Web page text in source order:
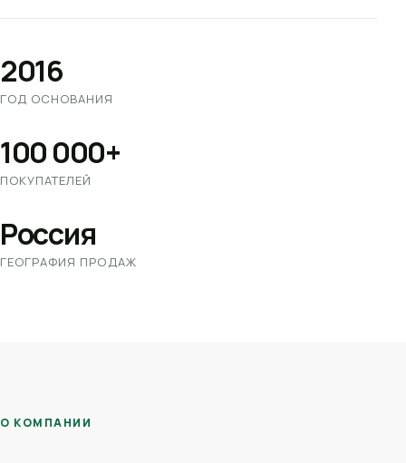
2016
ГОД ОСНОВАНИЯ
100 000+
ПОКУПАТЕЛЕЙ
Россия
ГЕОГРАФИЯ ПРОДАЖ
О КОМПАНИИ